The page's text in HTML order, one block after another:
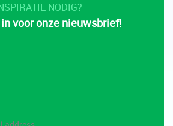
NODIG?
voor onze nieuwsbrief!